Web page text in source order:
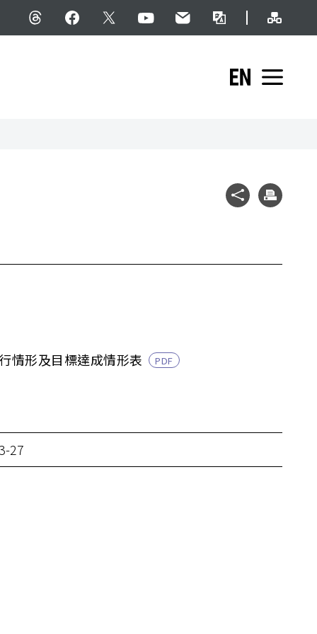
Threadsfacebook
X YouTube民意信箱雙語詞彙
English展開
社群分享
列印
情形及目標達成情形表 PDF
27